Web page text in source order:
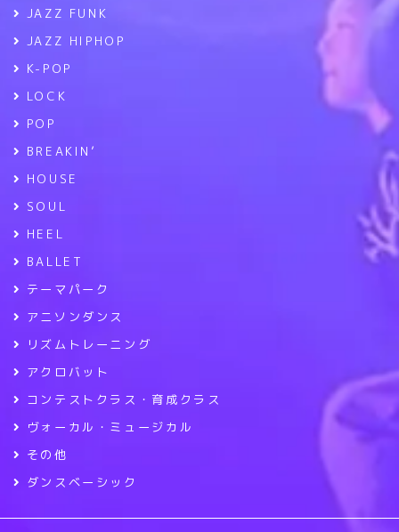
JAZZ FUNK
JAZZ HIPHOP
K-POP
LOCK
POP
BREAKIN’
HOUSE
SOUL
HEEL
BALLET
テーマパーク
アニソンダンス
リズムトレーニング
アクロバット
コンテストクラス・育成クラス
ヴォーカル・ミュージカル
その他
ダンスベーシック